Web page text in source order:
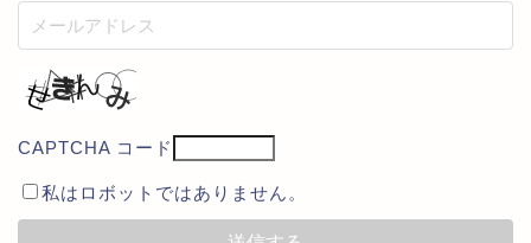
CAPTCHA コード
私はロボットではありません。